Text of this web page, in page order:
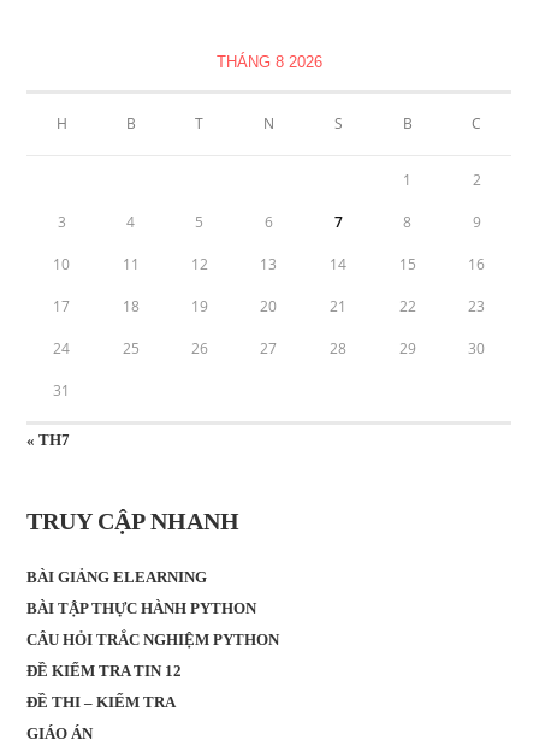
THÁNG 8 2026
H B T N S B C
1 2
3 4 5 6 7 8 9
10 11 12 13 14 15 16
17 18 19 20 21 22 23
24 25 26 27 28 29 30
31
« TH7
TRUY CẬP NHANH
BÀI GIẢNG ELEARNING
BÀI TẬP THỰC HÀNH PYTHON
CÂU HỎI TRẮC NGHIỆM PYTHON
ĐỀ KIỂM TRA TIN 12
ĐỀ THI – KIỂM TRA
GIÁO ÁN